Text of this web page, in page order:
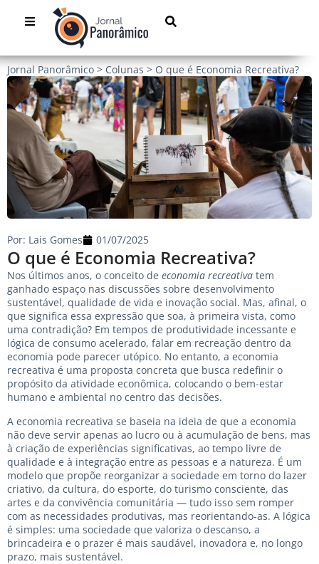
Jornal Panorâmico > Colunas > O que é Economia Recreativa?
O que é Economia Recreativa?
Por: Lais Gomes 01/07/2025
Nos últimos anos, o conceito de economia recreativa tem
ganhado espaço nas discussões sobre desenvolvimento
sustentável, qualidade de vida e inovação social. Mas, afinal, o
que significa essa expressão que soa, à primeira vista, como
uma contradição? Em tempos de produtividade incessante e
lógica de consumo acelerado, falar em recreação dentro da
economia pode parecer utópico. No entanto, a economia
recreativa é uma proposta concreta que busca redefinir o
propósito da atividade econômica, colocando o bem-estar
humano e ambiental no centro das decisões.
A economia recreativa se baseia na ideia de que a economia
não deve servir apenas ao lucro ou à acumulação de bens, mas
à criação de experiências significativas, ao tempo livre de
qualidade e à integração entre as pessoas e a natureza. É um
modelo que propõe reorganizar a sociedade em torno do lazer
criativo, da cultura, do esporte, do turismo consciente, das
artes e da convivência comunitária — tudo isso sem romper
com as necessidades produtivas, mas reorientando-as. A lógica
é simples: uma sociedade que valoriza o descanso, a
brincadeira e o prazer é mais saudável, inovadora e, no longo
prazo, mais sustentável.